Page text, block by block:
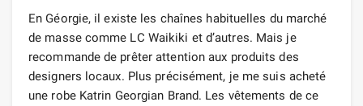
En Géorgie, il existe les chaînes habituelles du marché
de masse comme LC Waikiki et d’autres. Mais je
recommande de prêter attention aux produits des
designers locaux. Plus précisément, je me suis acheté
une robe Katrin Georgian Brand. Les vêtements de ce